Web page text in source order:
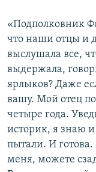
«Подполковник
что наши отцы и
выслушала все,
выдержала,
ярлыков? Даже
вашу. Мой отец
четыре года.
историк, я знаю
пытали. И
меня, можете